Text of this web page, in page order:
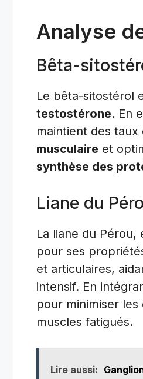
Analyse
Bêta-
Le bêta-sitostérol
testostérone. En
maintient des
musculaire et
synthèse des
Liane du
La liane du
pour ses
et articulaires,
intensif. En
pour minimiser
muscles fatigués.
Lire aussi: